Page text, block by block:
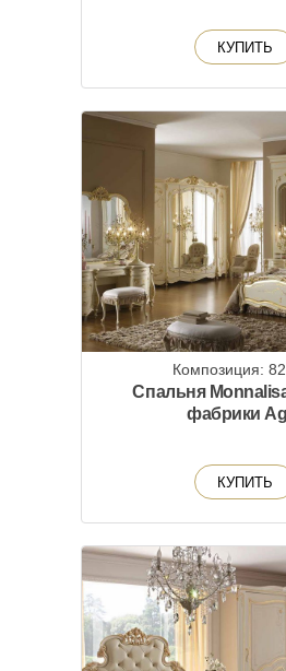
КУПИТЬ
Композиция:
Спальня
фабрики
КУПИТЬ